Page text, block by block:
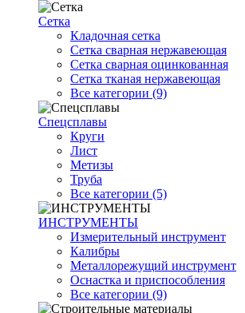
Сетка
Кладочная сетка
Сетка сварная нержавеющая
Сетка сварная оцинкованная
Сетка тканая нержавеющая
Все категории (9)
Спецсплавы
Круги
Лист
Метизы
Труба
Все категории (5)
ИНСТРУМЕНТЫ
Измерительный инструмент
Калибры
Металлорежущий инструмент
Оснастка и приспособления
Все категории (9)